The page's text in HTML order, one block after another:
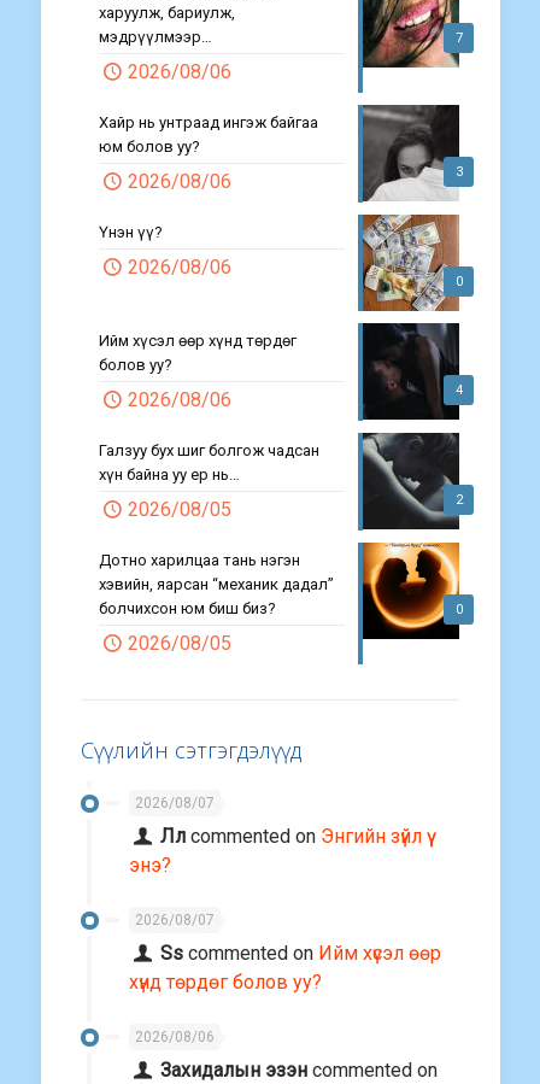
7
харуулж, бариулж,
мэдрүүлмээр…
2026/08/06
3
Хайр нь унтраад ингэж байгаа
юм болов уу?
2026/08/06
0
Үнэн үү?
2026/08/06
4
Ийм хүсэл өөр хүнд төрдөг
болов уу?
2026/08/06
2
Галзуу бух шиг болгож чадсан
хүн байна уу ер нь…
2026/08/05
0
Дотно харилцаа тань нэгэн
хэвийн, яарсан “механик дадал”
болчихсон юм биш биз?
2026/08/05
Сүүлийн сэтгэгдэлүүд
2026/08/07
Лл commented on Энгийн зүйл үү
энэ?
2026/08/07
Ss commented on Ийм хүсэл өөр
хүнд төрдөг болов уу?
2026/08/06
Захидалын эзэн commented on